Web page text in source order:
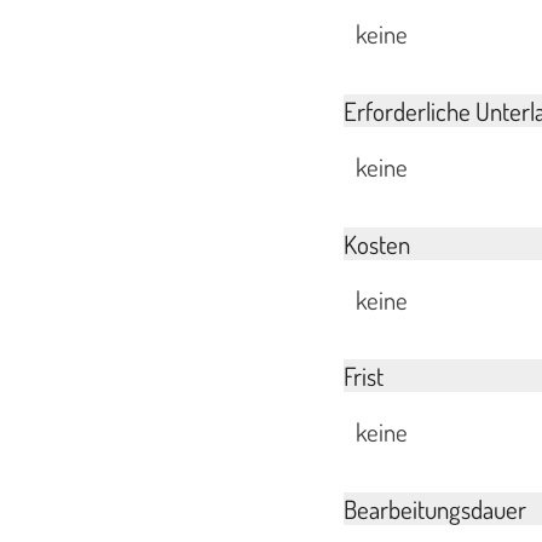
keine
Erforderliche
keine
Kosten
keine
Frist
keine
Bearbeitungsdauer